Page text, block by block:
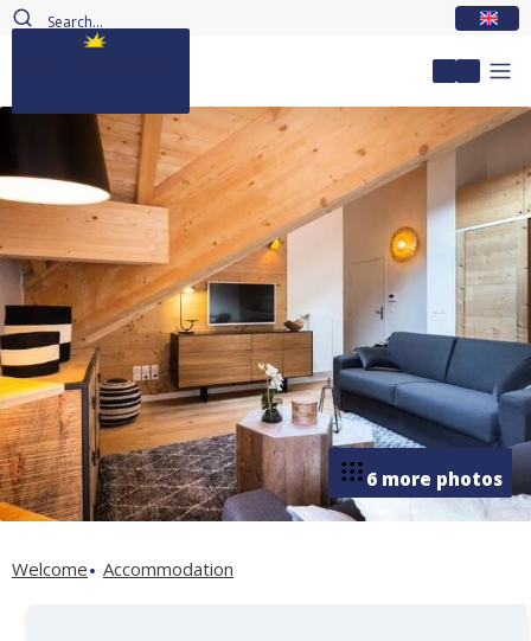
My
6 more photos
Welcome Accommodation